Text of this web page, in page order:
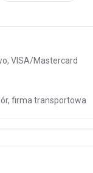
VISA/Mastercard
firma transportowa